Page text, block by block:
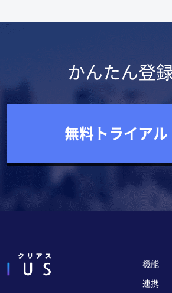
かんたん登
無料トライアル
機能
連携